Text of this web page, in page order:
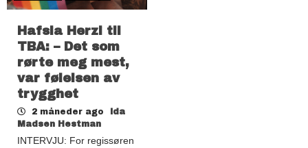
Hafsia Herzi til
TBA: – Det som
rørte meg mest,
var følelsen av
trygghet
2 måneder ago
Ida
Madsen Hestman
INTERVJU: For regissøren